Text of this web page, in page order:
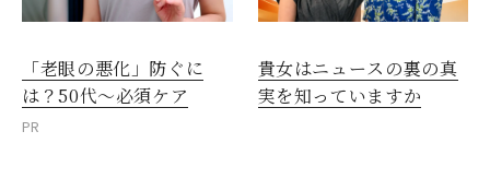
「老眼の悪化」防ぐに
は？50代～必須ケア
PR
貴女はニュースの裏の真
実を知っていますか